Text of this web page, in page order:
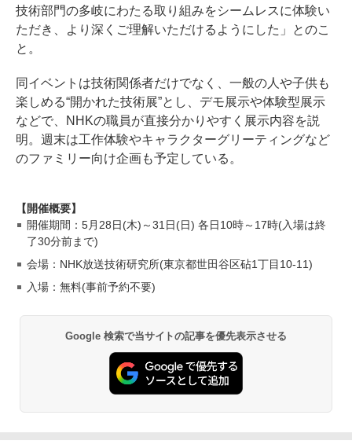
技術部門の多岐にわたる取り組みをシームレスに体験い
ただき、より深くご理解いただけるようにした」とのこ
と。
同イベントは技術関係者だけでなく、一般の人や子供も
楽しめる“開かれた技術展”とし、デモ展示や体験型展示
などで、NHKの職員が直接分かりやすく展示内容を説
明。週末は工作体験やキャラクターグリーティングなど
のファミリー向け企画も予定している。
【開催概要】
開催期間：5月28日(木)～31日(日) 各日10時～17時(入場は終
了30分前まで)
会場：NHK放送技術研究所(東京都世田谷区砧1丁目10-11)
入場：無料(事前予約不要)
Google 検索で当サイトの記事を優先表示させる